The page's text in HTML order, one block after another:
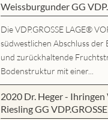
Weissburgunder GG
Die VDP.GROSSE LAGE®
südwestlichen Abschluss der
und zurückhaltende
Bodenstruktur mit einer...
2020 Dr. Heger - Ihringen
Riesling GG